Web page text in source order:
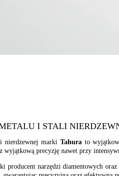
I STALI
nierdzewnej marki Tahurato
wyjątkową precyzję nawet przy
producent narzędzi diamentowych